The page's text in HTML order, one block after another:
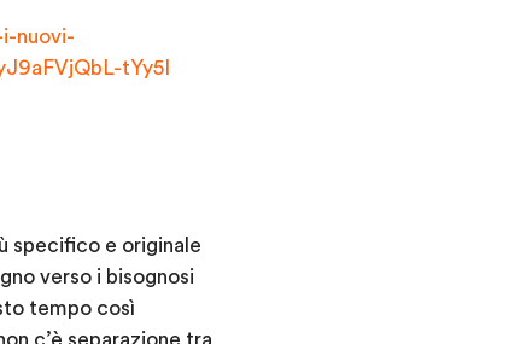
nuovi-
tYy5I
specifico e originale
verso i bisognosi
tempo così
c’è separazione tra